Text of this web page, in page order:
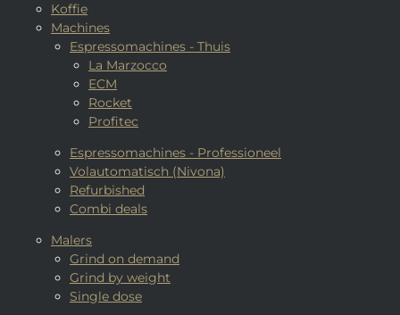
Koffie
Machines
Espressomachines - Thuis
La Marzocco
ECM
Rocket
Profitec
Espressomachines - Professioneel
Volautomatisch (Nivona)
Refurbished
Combi deals
Malers
Grind on demand
Grind by weight
Single dose